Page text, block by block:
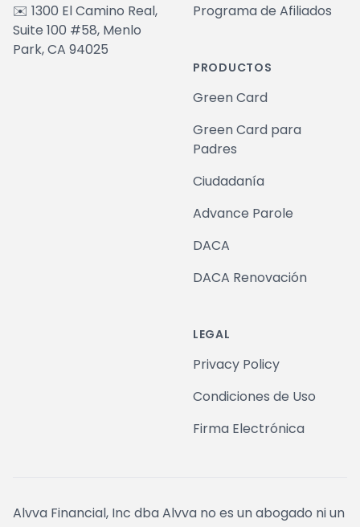
✉️ 1300 El Camino Real,
Suite 100 #58, Menlo
Park, CA 94025
Programa de Afiliados
PRODUCTOS
Green Card
Green Card para
Padres
Ciudadanía
Advance Parole
DACA
DACA Renovación
LEGAL
Privacy Policy
Condiciones de Uso
Firma Electrónica
Alvva Financial, Inc dba Alvva no es un abogado ni un